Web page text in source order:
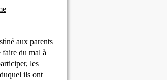
aux parents
du mal à
les
ils ont